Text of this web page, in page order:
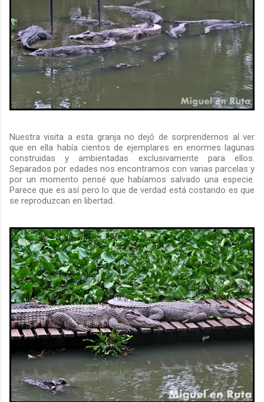
Nuestra visita a esta granja no dejó de sorprendernos al ver
que en ella había cientos de ejemplares en enormes lagunas
construidas y ambientadas exclusivamente para ellos.
Separados por edades nos encontramos con varias parcelas y
por un momento pensé que habíamos salvado una especie.
Parece que es así pero lo que de verdad está costando es que
se reproduzcan en libertad.